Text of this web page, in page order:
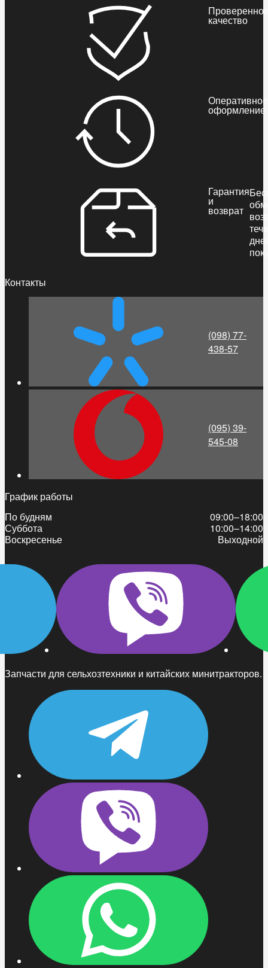
качество
Оперативное
оформление
Гарантия
и
возврат
Запчасти для сельхозтехники и китайских минитракторов.
Контакты
(098) 77-
438-57
(095) 39-
545-08
График работы
По будням
09:00–18:00
Суббота
10:00–14:00
Воскресенье
Выходной